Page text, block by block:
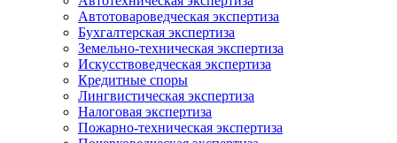
Автотовароведческая экспертиза
Бухгалтерская экспертиза
Земельно-техническая экспертиза
Искусствоведческая экспертиза
Кредитные споры
Лингвистическая экспертиза
Налоговая экспертиза
Пожарно-техническая экспертиза